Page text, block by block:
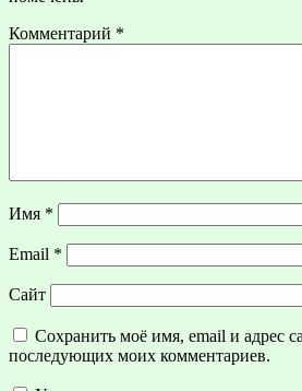
Комментарий *
Имя *
Email *
Сайт
Сохранить моё имя, email и адрес
последующих моих комментариев.